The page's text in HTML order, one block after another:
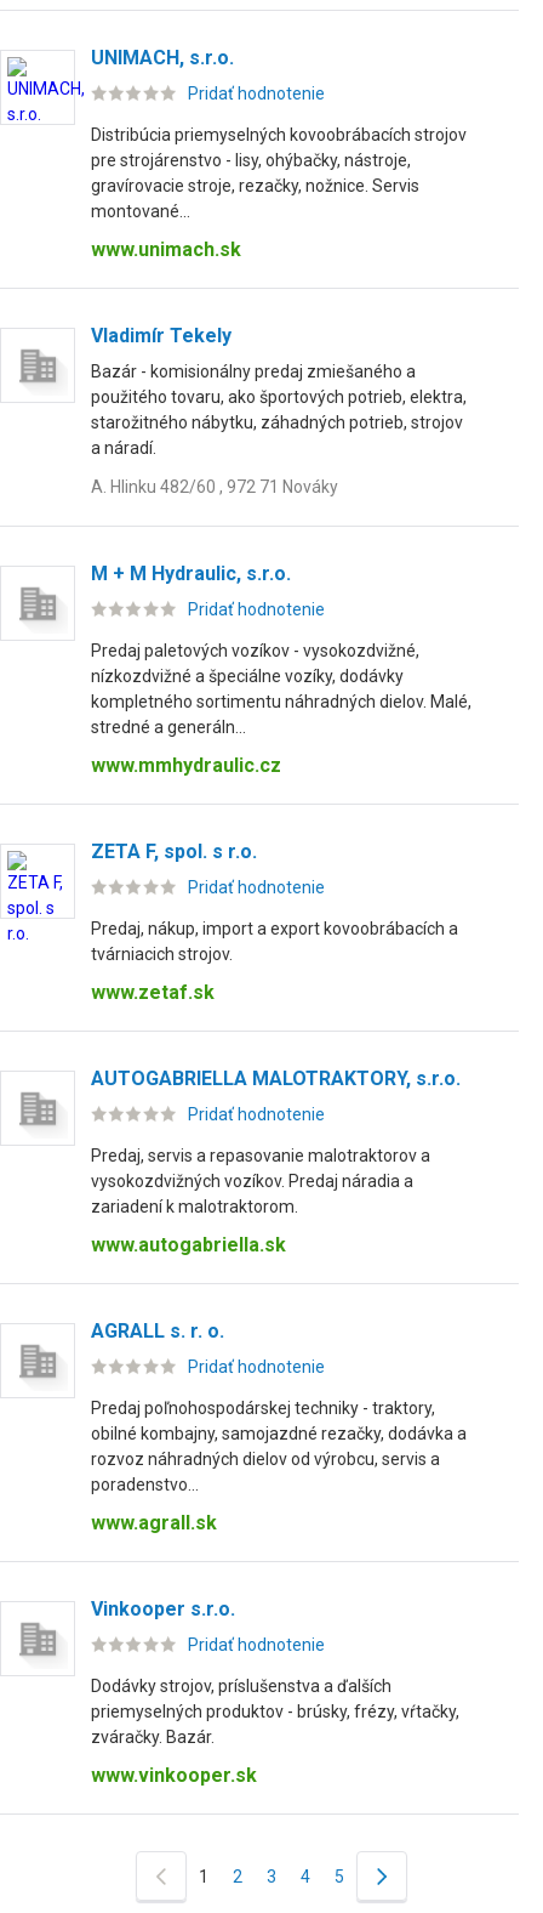
UNIMACH, s.r.o.
Pridať hodnotenie
Distribúcia priemyselných kovoobrábacích strojov
pre strojárenstvo - lisy, ohýbačky, nástroje,
gravírovacie stroje, rezačky, nožnice. Servis
montované...
www.unimach.sk
Vladimír Tekely
Bazár - komisionálny predaj zmiešaného a
použitého tovaru, ako športových potrieb, elektra,
starožitného nábytku, záhadných potrieb, strojov
a náradí.
A. Hlinku 482/60 , 972 71 Nováky
M + M Hydraulic, s.r.o.
Pridať hodnotenie
Predaj paletových vozíkov - vysokozdvižné,
nízkozdvižné a špeciálne vozíky, dodávky
kompletného sortimentu náhradných dielov. Malé,
stredné a generáln...
www.mmhydraulic.cz
ZETA F, spol. s r.o.
Pridať hodnotenie
Predaj, nákup, import a export kovoobrábacích a
tvárniacich strojov.
www.zetaf.sk
AUTOGABRIELLA MALOTRAKTORY, s.r.o.
Pridať hodnotenie
Predaj, servis a repasovanie malotraktorov a
vysokozdvižných vozíkov. Predaj náradia a
zariadení k malotraktorom.
www.autogabriella.sk
AGRALL s. r. o.
Pridať hodnotenie
Predaj poľnohospodárskej techniky - traktory,
obilné kombajny, samojazdné rezačky, dodávka a
rozvoz náhradných dielov od výrobcu, servis a
poradenstvo...
www.agrall.sk
Vinkooper s.r.o.
Pridať hodnotenie
Dodávky strojov, príslušenstva a ďalších
priemyselných produktov - brúsky, frézy, vŕtačky,
zváračky. Bazár.
www.vinkooper.sk
1 2 3 4 5